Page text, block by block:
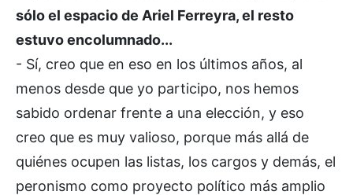
sólo el espacio de Ariel Ferreyra, el resto
estuvo encolumnado...
- Sí, creo que en eso en los últimos años, al
menos desde que yo participo, nos hemos
sabido ordenar frente a una elección, y eso
creo que es muy valioso, porque más allá de
quiénes ocupen las listas, los cargos y demás, el
peronismo como proyecto político más amplio